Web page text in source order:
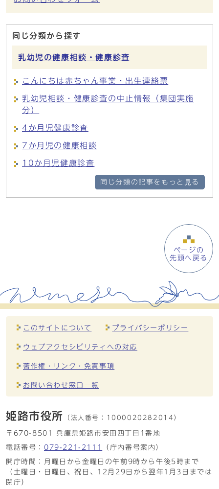
同じ分類から探す
乳幼児の健康相談・健康診査
こんにちは赤ちゃん事業・出生連絡票
乳幼児相談・健康診査の中止情報（集団実施
分）
4か月児健康診査
7か月児の健康相談
10か月児健康診査
同じ分類の記事をもっと見る
ページの
先頭へ戻る
このサイトについて プライバシーポリシー
ウェブアクセシビリティへの対応
著作権・リンク・免責事項
お問い合わせ窓口一覧
姫路市役所 （法人番号： 1000020282014）
〒670-8501 兵庫県姫路市安田四丁目1番地
電話番号： 079-221-2111
（庁内番号案内）
開庁時間：月曜日から金曜日の午前9時から午後5時まで
（土曜日・日曜日、祝日、12月29日から翌年1月3日までは
閉庁）